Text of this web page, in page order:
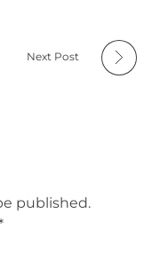
Next Post
published.